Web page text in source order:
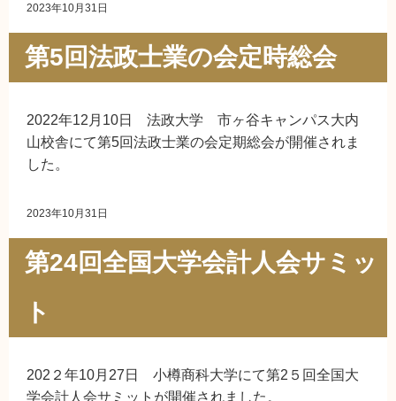
2023年10月31日
第5回法政士業の会定時総会
2022年12月10日 法政大学 市ヶ谷キャンパス大内
山校舎にて第5回法政士業の会定期総会が開催されま
した。
2023年10月31日
第24回全国大学会計人会サミッ
ト
202２年10月27日 小樽商科大学にて第2５回全国大
学会計人会サミットが開催されました。